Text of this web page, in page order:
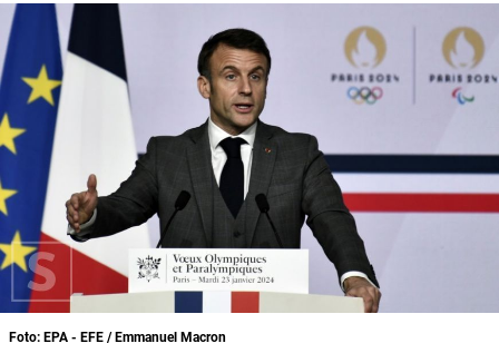
Foto: EPA - EFE / Emmanuel Macron